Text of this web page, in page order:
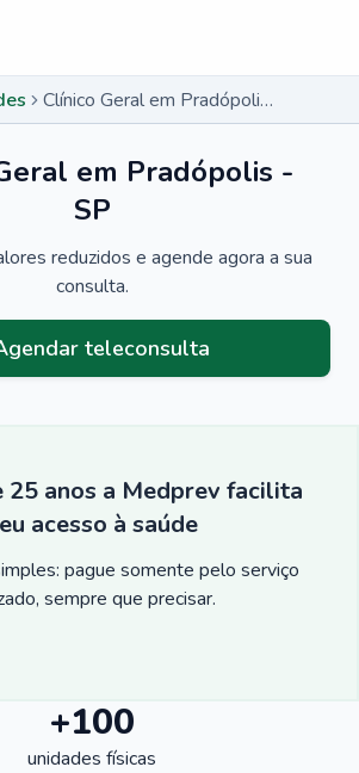
Clínico Geral em Pradópolis - SP
em Pradópolis -
SP
reduzidos e agende agora a sua
consulta.
teleconsulta
25 anos a Medprev facilita
acesso à saúde
pague somente pelo serviço
sempre que precisar.
+100
unidades físicas